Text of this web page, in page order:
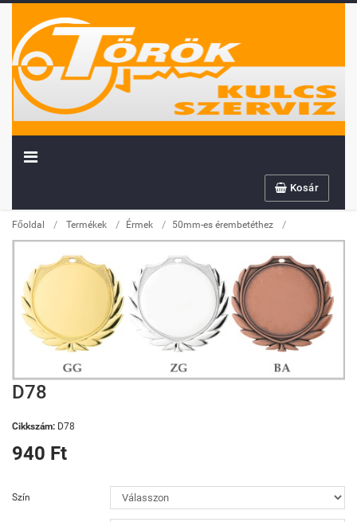
Kosár
Főoldal / Termékek / Érmek / 50mm-es érembetéthez /
D78
Cikkszám: D78
940 Ft
Szín